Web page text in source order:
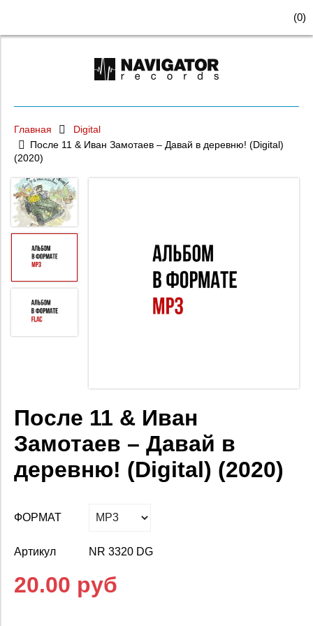
(0)
Главная
Digital
После 11 & Иван Замотаев – Давай в деревню! (Digital)
(2020)
После 11 & Иван
Замотаев – Давай в
деревню! (Digital) (2020)
ФОРМАТ
Артикул NR 3320 DG
20.00 руб